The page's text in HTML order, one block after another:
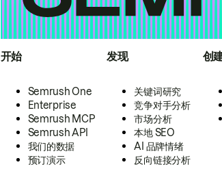
开始
Semrush One
Enterprise
Semrush MCP
Semrush API
我们的数据
预订演示
发现
关键词研究
竞争对手分析
市场分析
本地 SEO
AI 品牌情绪
反向链接分析
创